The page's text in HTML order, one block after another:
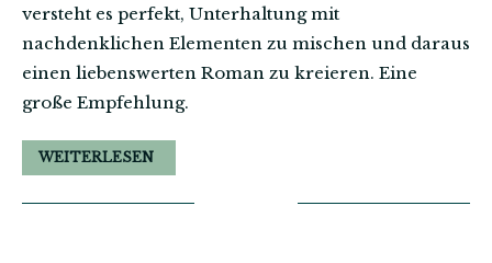
versteht es perfekt, Unterhaltung mit
nachdenklichen Elementen zu mischen und daraus
einen liebenswerten Roman zu kreieren. Eine
große Empfehlung.
WEITERLESEN